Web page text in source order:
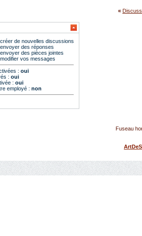
«
créer de nouvelles discussions
envoyer des réponses
envoyer des pièces jointes
modifier vos messages
: oui
: oui
: oui
employé : non
Fuseau